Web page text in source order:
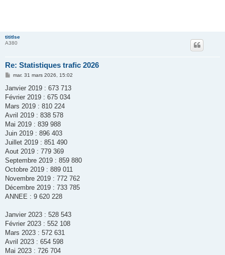
tititlse
A380
Re: Statistiques trafic 2026
M
s
a
g
mar. 31 mars 2026, 15:02
Janvier 2019 : 673 713
Février 2019 : 675 034
Mars 2019 : 810 224
Avril 2019 : 838 578
Mai 2019 : 839 988
Juin 2019 : 896 403
Juillet 2019 : 851 490
Aout 2019 : 779 369
Septembre 2019 : 859 880
Octobre 2019 : 889 011
Novembre 2019 : 772 762
Décembre 2019 : 733 785
ANNEE : 9 620 228
Janvier 2023 : 528 543
Février 2023 : 552 108
Mars 2023 : 572 631
Avril 2023 : 654 598
Mai 2023 : 726 704